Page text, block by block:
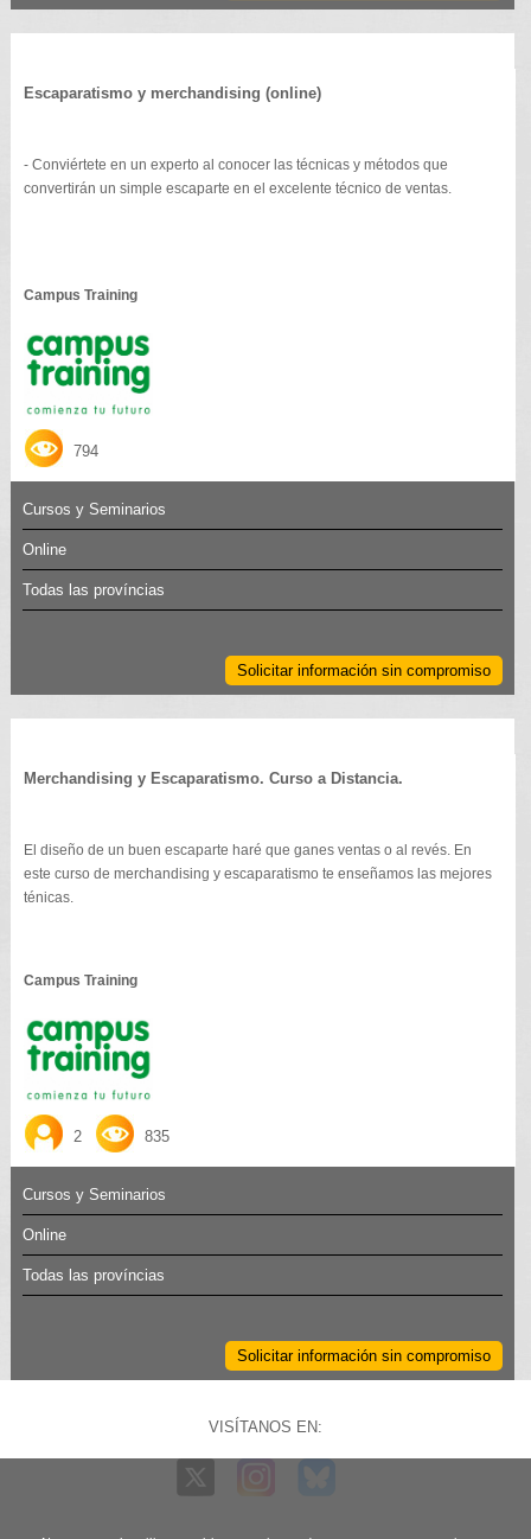
Escaparatismo y merchandising (online)
- Conviértete en un experto al conocer las técnicas y métodos que
convertirán un simple escaparte en el excelente técnico de ventas.
Campus Training
794
Cursos y Seminarios
Online
Todas las províncias
Solicitar información sin compromiso
Merchandising y Escaparatismo. Curso a Distancia.
El diseño de un buen escaparte haré que ganes ventas o al revés. En
este curso de merchandising y escaparatismo te enseñamos las mejores
ténicas.
Campus Training
2 835
Cursos y Seminarios
Online
Todas las províncias
Solicitar información sin compromiso
VISÍTANOS EN: